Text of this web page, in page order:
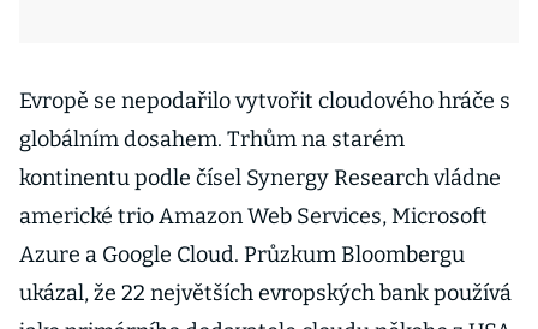
Evropě se nepodařilo vytvořit cloudového hráče s
globálním dosahem. Trhům na starém
kontinentu podle čísel Synergy Research vládne
americké trio Amazon Web Services, Microsoft
Azure a Google Cloud. Průzkum Bloombergu
ukázal, že 22 největších evropských bank používá